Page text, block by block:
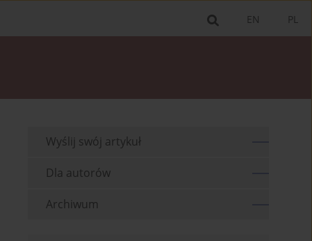
PL
EN
Wyślij swój artykuł
Dla autorów
Archiwum